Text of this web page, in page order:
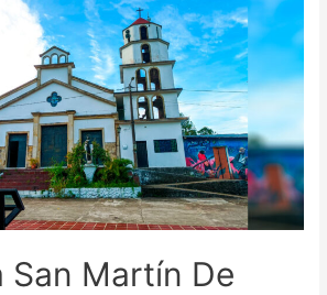
San Martín De